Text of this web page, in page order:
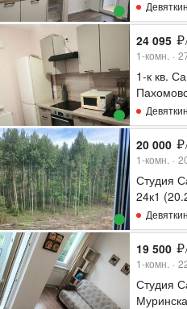
24 095
1-комн.
1-к кв.
20 000
1-комн.
Студия
24к1
19 500
1-комн.
Студия